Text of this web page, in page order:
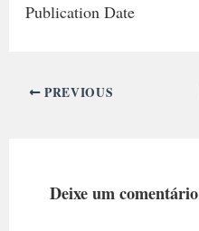
Publication Date
PREVIOUS
Deixe um comentário